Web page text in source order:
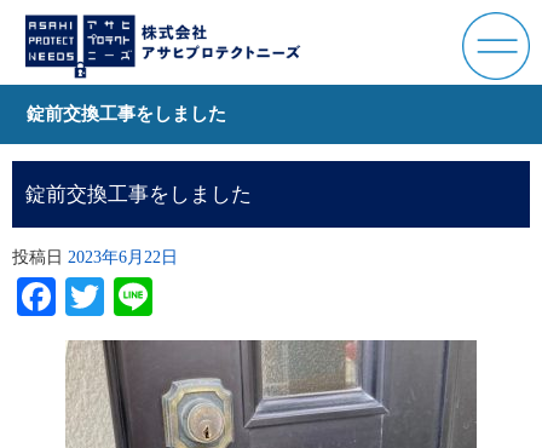
錠前交換工事をしました
錠前交換工事をしました
投稿日 2023年6月22日
Facebook
Twitter